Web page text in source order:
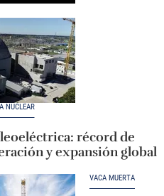
NUCLEAR
récord de
y expansión global
VACA MUERTA